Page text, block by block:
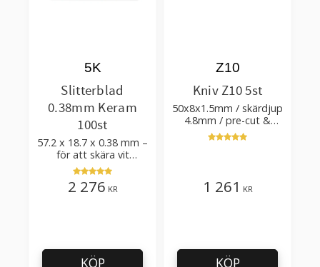
Slitterblad
0.38mm Keram
100st
57.2 x 18.7 x 0.38 mm –
för att skära vit
plastfilm med tillsatser
5K
2 276 KR
KÖP
Kniv Z10 5st
50x8x1.5mm / skärdjup
4.8mm / pre-cut &
post-cut 0.84xTm /
skärvinkel 50°
Z10
1 261 KR
KÖP